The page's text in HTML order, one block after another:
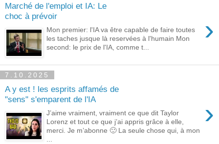
Marché de l'emploi et IA: Le
choc à prévoir
›
Mon premier: l'IA va être capable de faire toutes
les taches jusque là reservées à l'humain Mon
second: le prix de l'IA, comme t...
7.10.2025
A y est ! les esprits affamés de
"sens" s'emparent de l'IA
›
J’aime vraiment, vraiment ce que dit Taylor
Lorenz et tout ce que j’ai appris grâce à elle,
merci. Je m’abonne 🙂 La seule chose qui, à mon
...